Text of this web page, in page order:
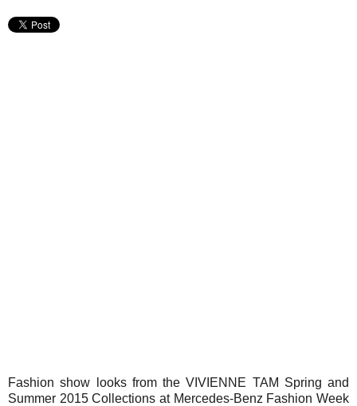
Fashion show looks from the VIVIENNE TAM Spring and
Summer 2015 Collections at Mercedes-Benz Fashion Week